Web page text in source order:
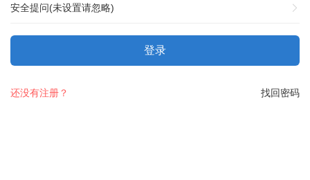
安全提问(未设置请忽略)
登录
找回密码
还没有注册？